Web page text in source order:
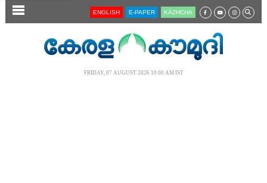
SECTIONS ENGLISH E-PAPER KĀZHCHA
FRIDAY, 07 AUGUST 2026 10.00 AM IST